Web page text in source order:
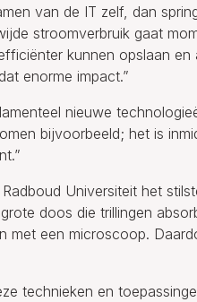
van de IT zelf, dan
stroomverbruik gaat
kunnen opslaan
enorme impact.”
nieuwe
bijvoorbeeld; het is
Universiteit het
doos die trillingen
met een microscoop.
technieken en